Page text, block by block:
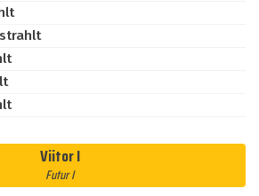
Viitor I
Futur I